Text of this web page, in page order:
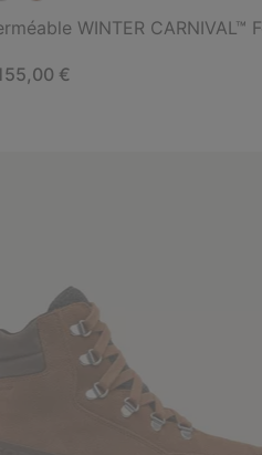
WINTER CARNIVAL™
price: price:
€